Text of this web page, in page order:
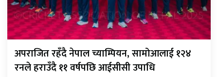
अपराजित रहँदै नेपाल च्याम्पियन, सामोआलाई १२४
रनले हराउँदै ११ वर्षपछि आईसीसी उपाधि